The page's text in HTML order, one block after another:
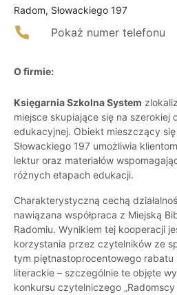
Radom, Słowackiego 197
Pokaż numer telefonu
O firmie:
Księgarnia Szkolna System
miejsce skupiające się na szerokiej
edukacyjnej. Obiekt mieszczący
Słowackiego 197 umożliwia
lektur oraz materiałów
różnych etapach edukacji.
Charakterystyczną cechą
nawiązana współpraca z Miejską
Radomiu. Wynikiem tej kooperacji
korzystania przez czytelników ze
tym piętnastoprocentowego rabatu
literackie – szczególnie te objęte
konkursu czytelniczego „Radomscy